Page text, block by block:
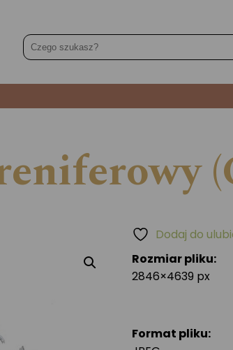
Rozmiar pliku:
2846×4639 px
Format pliku:
Dodaj do